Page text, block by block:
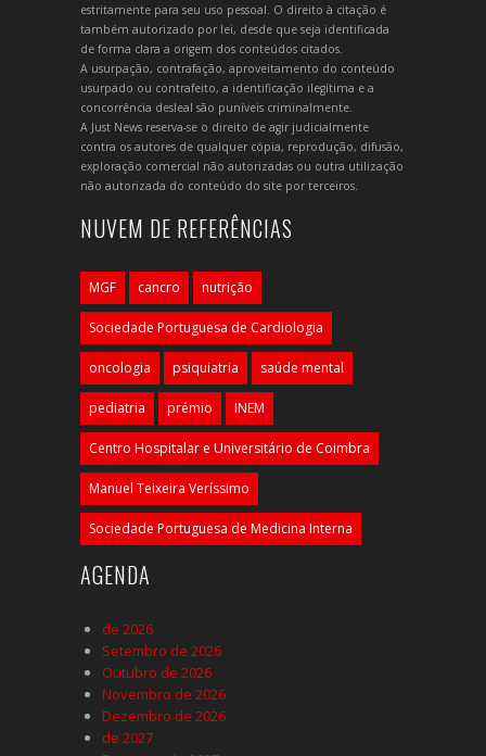
estritamente para seu uso pessoal. O direito à citação é
também autorizado por lei, desde que seja identificada
de forma clara a origem dos conteúdos citados.
A usurpação, contrafação, aproveitamento do conteúdo
usurpado ou contrafeito, a identificação ilegítima e a
concorrência desleal são puníveis criminalmente.
A Just News reserva-se o direito de agir judicialmente
contra os autores de qualquer cópia, reprodução, difusão,
exploração comercial não autorizadas ou outra utilização
não autorizada do conteúdo do site por terceiros.
NUVEM DE REFERÊNCIAS
MGF cancro nutrição
Sociedade Portuguesa de Cardiologia
oncologia psiquiatria saúde mental
pediatria prémio INEM
Centro Hospitalar e Universitário de Coimbra
Manuel Teixeira Veríssimo
Sociedade Portuguesa de Medicina Interna
AGENDA
de 2026
Setembro de 2026
Outubro de 2026
Novembro de 2026
Dezembro de 2026
de 2027